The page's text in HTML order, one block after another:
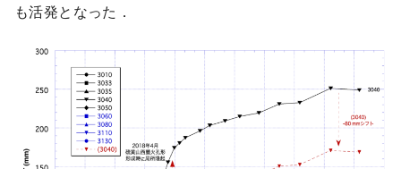
も活発となった．